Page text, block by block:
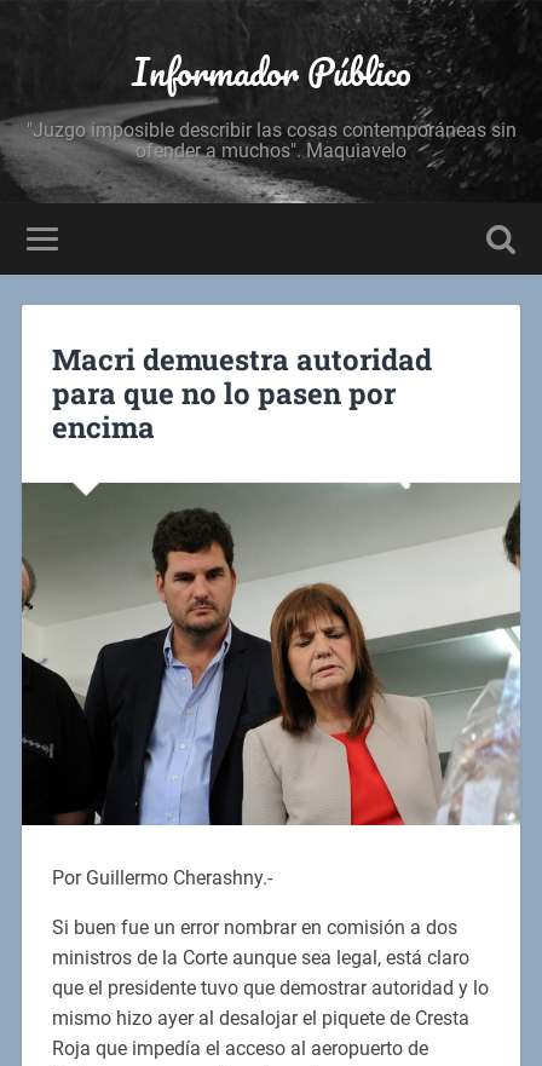
Informador Público
"Juzgo imposible describir las cosas contemporáneas sin
ofender a muchos". Maquiavelo
Macri demuestra autoridad
para que no lo pasen por
encima
Por Guillermo Cherashny.-
Si buen fue un error nombrar en comisión a dos
ministros de la Corte aunque sea legal, está claro
que el presidente tuvo que demostrar autoridad y lo
mismo hizo ayer al desalojar el piquete de Cresta
Roja que impedía el acceso al aeropuerto de